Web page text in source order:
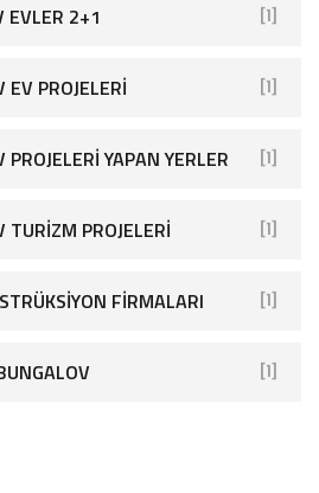
EVLER 2+1 [1]
EV PROJELERI [1]
YAPAN YERLER [1]
TURIZM PROJELERI [1]
FIRMALARI [1]
[1]